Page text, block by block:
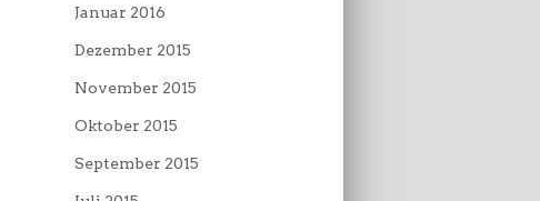
Januar 2016
Dezember 2015
November 2015
Oktober 2015
September 2015